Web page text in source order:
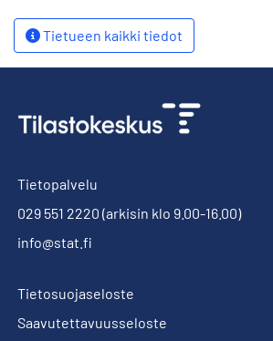
Tietueen kaikki tiedot
Tietopalvelu
029 551 2220 (arkisin klo 9.00-16.00)
info@stat.fi
Tietosuojaseloste
Saavutettavuusseloste